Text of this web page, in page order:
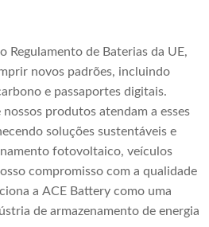
Regulamento de Baterias da UE,
novos padrões, incluindo
e passaportes digitais.
nossos produtos atendam a esses
soluções sustentáveis ​​e
fotovoltaico, veículos
compromisso com a qualidade
a ACE Battery como uma
de armazenamento de energia